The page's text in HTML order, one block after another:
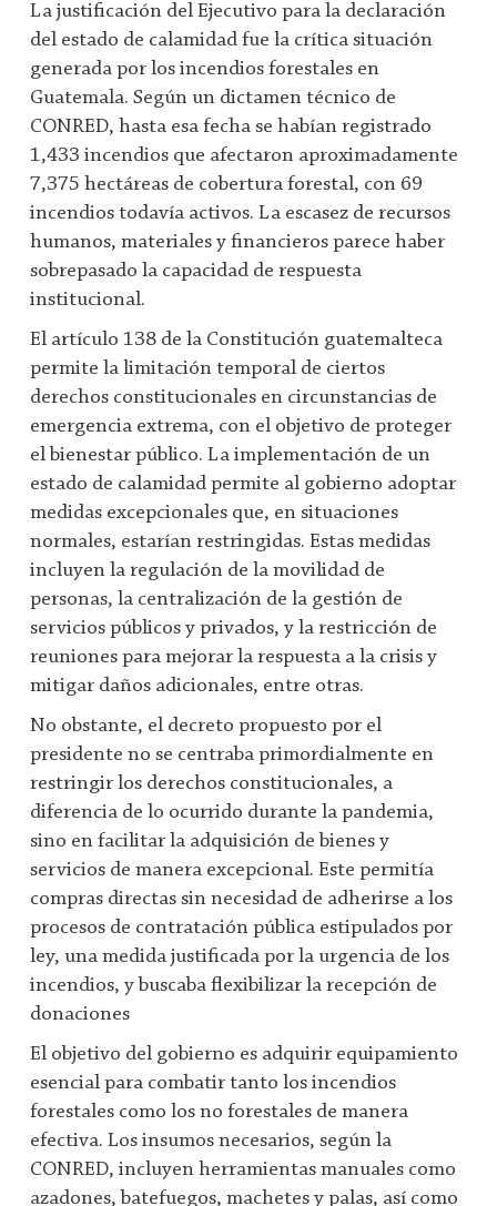
La justificación del Ejecutivo para la declaración
del estado de calamidad fue la crítica situación
generada por los incendios forestales en
Guatemala. Según un dictamen técnico de
CONRED, hasta esa fecha se habían registrado
1,433 incendios que afectaron aproximadamente
7,375 hectáreas de cobertura forestal, con 69
incendios todavía activos. La escasez de recursos
humanos, materiales y financieros parece haber
sobrepasado la capacidad de respuesta
institucional.
El artículo 138 de la Constitución guatemalteca
permite la limitación temporal de ciertos
derechos constitucionales en circunstancias de
emergencia extrema, con el objetivo de proteger
el bienestar público. La implementación de un
estado de calamidad permite al gobierno adoptar
medidas excepcionales que, en situaciones
normales, estarían restringidas. Estas medidas
incluyen la regulación de la movilidad de
personas, la centralización de la gestión de
servicios públicos y privados, y la restricción de
reuniones para mejorar la respuesta a la crisis y
mitigar daños adicionales, entre otras.
No obstante, el decreto propuesto por el
presidente no se centraba primordialmente en
restringir los derechos constitucionales, a
diferencia de lo ocurrido durante la pandemia,
sino en facilitar la adquisición de bienes y
servicios de manera excepcional. Este permitía
compras directas sin necesidad de adherirse a los
procesos de contratación pública estipulados por
ley, una medida justificada por la urgencia de los
incendios, y buscaba flexibilizar la recepción de
donaciones
El objetivo del gobierno es adquirir equipamiento
esencial para combatir tanto los incendios
forestales como los no forestales de manera
efectiva. Los insumos necesarios, según la
CONRED, incluyen herramientas manuales como
azadones, batefuegos, machetes y palas, así como